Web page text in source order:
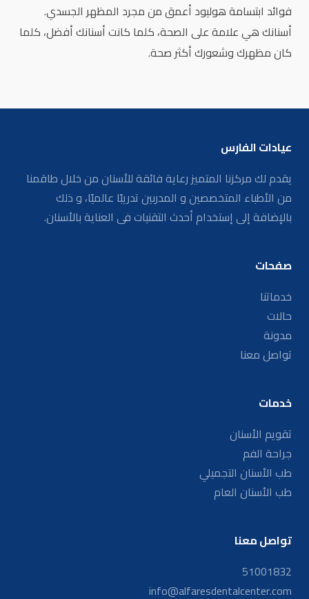
فوائد ابتسامة هوليود أعمق من مجرد المظهر الجسدي.
أسنانك هي علامة على الصحة، كلما كانت أسنانك أفضل، كلما
كان مظهرك وشعورك أكثر صحة.
عيادات الفارس
يقدم لك مركزنا المتميز رعاية فائقة للأسنان من خلال طاقمنا
من الأطباء المتخصصين و المدربين تدريبًا عالميًا، و ذلك
بالإضافة إلى إستخدام أحدث التقنيات فى العناية بالأسنان.
صفحات
خدماتنا
حالات
مدونة
تواصل معنا
خدمات
تقويم الأسنان
جراحة الفم
طب الأسنان التجميلي
طب الأسنان العام
تواصل معنا
51001832
info@alfaresdentalcenter.com